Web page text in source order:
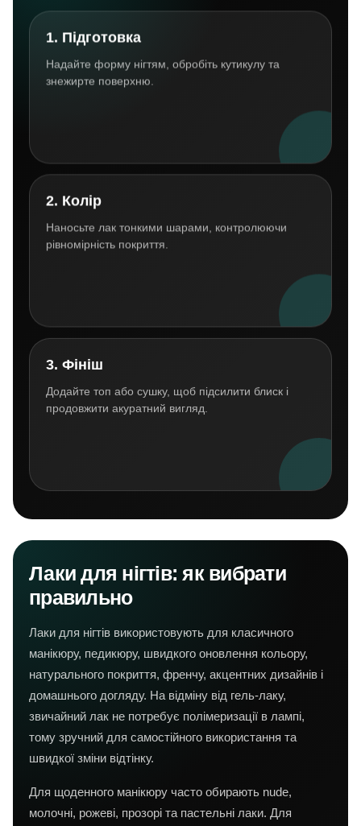
1. Підготовка
Надайте форму нігтям, обробіть кутикулу та
знежирте поверхню.
2. Колір
Наносьте лак тонкими шарами, контролюючи
рівномірність покриття.
3. Фініш
Додайте топ або сушку, щоб підсилити блиск і
продовжити акуратний вигляд.
Лаки для нігтів: як вибрати
правильно
Лаки для нігтів використовують для класичного
манікюру, педикюру, швидкого оновлення кольору,
натурального покриття, френчу, акцентних дизайнів і
домашнього догляду. На відміну від гель-лаку,
звичайний лак не потребує полімеризації в лампі,
тому зручний для самостійного використання та
швидкої зміни відтінку.
Для щоденного манікюру часто обирають nude,
молочні, рожеві, прозорі та пастельні лаки. Для